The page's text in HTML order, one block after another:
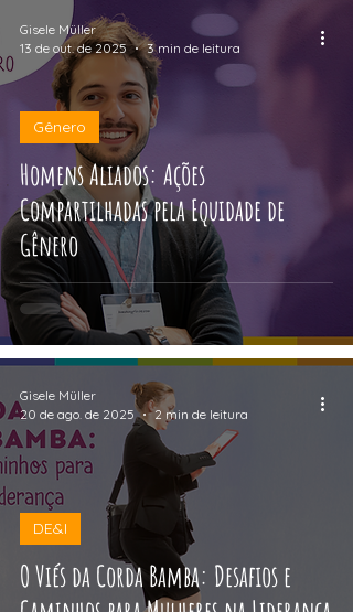
Homens Aliados: Ações
Compartilhadas pela Equidade de
Gênero
Gênero
Gisele Müller
13 de out. de 2025
3 min de leitura
O Viés da Corda Bamba: Desafios e
DE&I
Gisele Müller
20 de ago. de 2025
2 min de leitura